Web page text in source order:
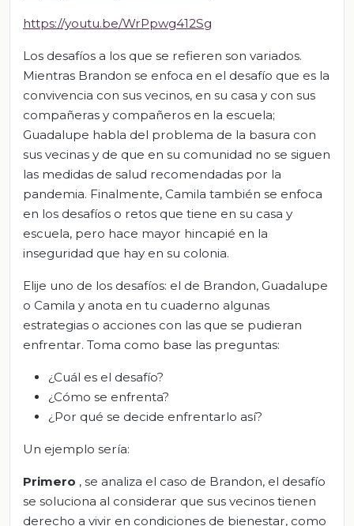
https://youtu.be/WrPpwg412Sg
Los desafíos a los que se refieren son variados.
Mientras Brandon se enfoca en el desafío que es la
convivencia con sus vecinos, en su casa y con sus
compañeras y compañeros en la escuela;
Guadalupe habla del problema de la basura con
sus vecinas y de que en su comunidad no se siguen
las medidas de salud recomendadas por la
pandemia. Finalmente, Camila también se enfoca
en los desafíos o retos que tiene en su casa y
escuela, pero hace mayor hincapié en la
inseguridad que hay en su colonia.
Elije uno de los desafíos: el de Brandon, Guadalupe
o Camila y anota en tu cuaderno algunas
estrategias o acciones con las que se pudieran
enfrentar. Toma como base las preguntas:
¿Cuál es el desafío?
¿Cómo se enfrenta?
¿Por qué se decide enfrentarlo así?
Un ejemplo sería:
Primero , se analiza el caso de Brandon, el desafío
se soluciona al considerar que sus vecinos tienen
derecho a vivir en condiciones de bienestar, como